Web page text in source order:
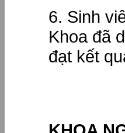
6. Sinh
Khoa đã
đạt kết